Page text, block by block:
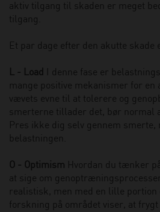
aktiv tilgang til skaden er meget
tilgang.
Et par dage efter den akutte skade
L - Load
I denne fase er
mange positive mekanismer for en
vævets evne til at tolerere og
smerterne tillader det, bør normal
Pres ikke dig selv gennem smerte,
belastningen.
O - Optimism Hvordan du tænker
at sige om
realistisk, men med en lille portion
forskning på området viser, at